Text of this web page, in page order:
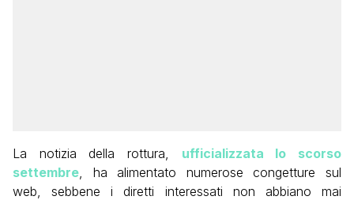
La notizia della rottura, ufficializzata lo scorso
settembre , ha alimentato numerose congetture sul
web, sebbene i diretti interessati non abbiano mai